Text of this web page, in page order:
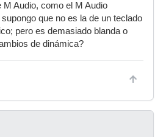
Audio, como el M Audio
que no es la de un teclado
pero es demasiado blanda o
de dinámica?